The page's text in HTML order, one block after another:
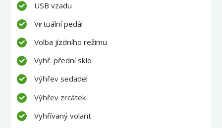
USB vzadu
Virtuální pedál
Volba jízdního režimu
Vyhř. přední sklo
Výhřev sedadel
Výhřev zrcátek
Vyhřívaný volant